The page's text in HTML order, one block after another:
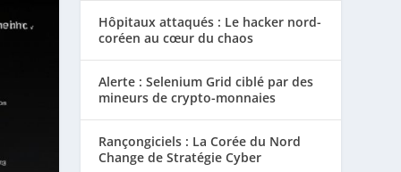
Hôpitaux attaqués : Le hacker nord-
coréen au cœur du chaos
Alerte : Selenium Grid ciblé par des
mineurs de crypto-monnaies
Rançongiciels : La Corée du Nord
Change de Stratégie Cyber